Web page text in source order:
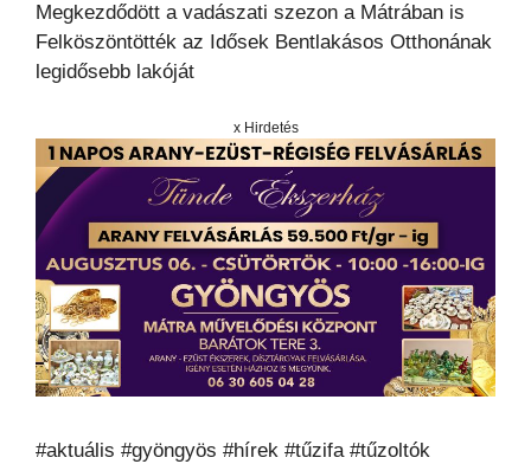
Megkezdődött a vadászati szezon a Mátrában is
Felköszöntötték az Idősek Bentlakásos Otthonának
legidősebb lakóját
x Hirdetés
#aktuális #gyöngyös #hírek #tűzifa #tűzoltók